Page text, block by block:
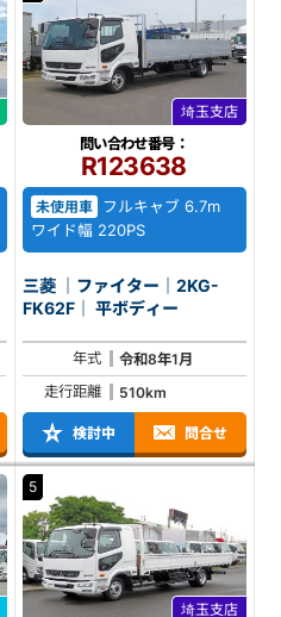
埼玉支店
問い合わせ番号：
R123638
未使用車 フルキャブ 6.7m
ワイド幅 220PS
三菱 ｜ファイター｜2KG-
FK62F｜ 平ボディー
年式
令和8年1月
走行距離
510km
検討中 問合せ
5
埼玉支店